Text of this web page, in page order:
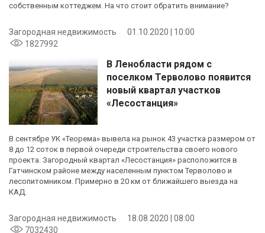
собственным коттеджем. На что стоит обратить внимание?
Загородная недвижимость
01.10.2020 | 10:00
1827992
В Ленобласти рядом с
поселком Терволово появится
новый квартал участков
«Лесостанция»
В сентябре УК «Теорема» вывела на рынок 43 участка размером от
8 до 12 соток в первой очереди строительства своего нового
проекта. Загородный квартал «Лесостанция» расположится в
Гатчинском районе между населенным пунктом Терволово и
лесопитомником. Примерно в 20 км от ближайшего выезда на
КАД.
Загородная недвижимость
18.08.2020 | 08:00
7032430